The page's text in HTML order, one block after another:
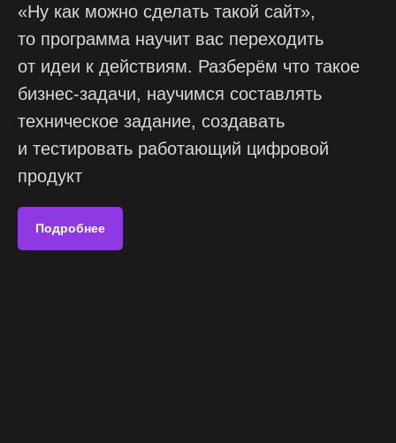
«Ну как можно сделать такой сайт»,
то программа научит вас переходить
от идеи к действиям. Разберём что такое
бизнес-задачи, научимся составлять
техническое задание, создавать
и тестировать работающий цифровой
продукт
Подробнее